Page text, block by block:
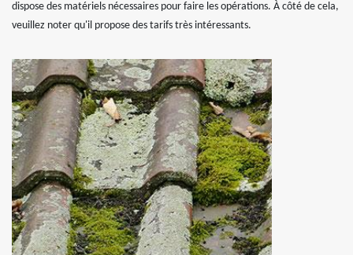
dispose des matériels nécessaires pour faire les opérations. À côté de cela,
veuillez noter qu'il propose des tarifs très intéressants.